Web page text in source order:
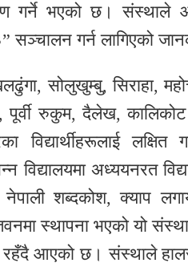
गर्ने भएको छ।
गर्न लागिएको
सोलुखुम्बु, सिराहा,
रुकुम, दैलेख, कालिकोट
लक्षित
विद्यालयमा अध्ययनरत
शब्दकोश, क्याप
स्थापना भएको यो संस्था
रहँदै आएको छ। संस्थाले